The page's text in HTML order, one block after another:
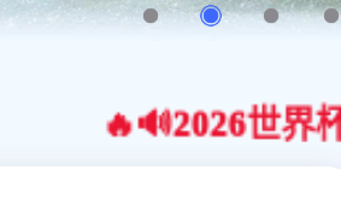
🔥🔊2026世界杯官网